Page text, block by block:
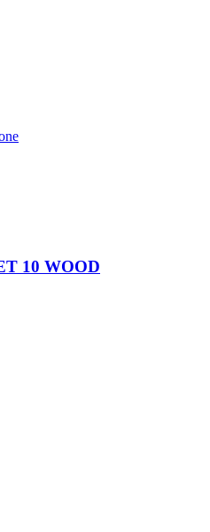
10 WOOD